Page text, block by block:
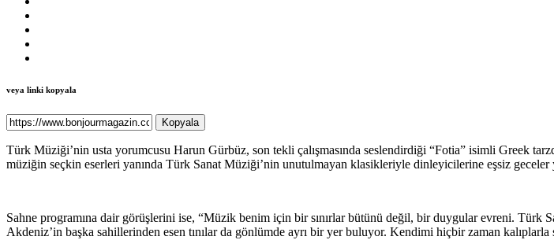
veya linki kopyala
Kopyala
Türk Müziği’nin usta yorumcusu Harun Gürbüz, son tekli çalışmasında seslendirdiği “Fotia” isimli Greek
müziğin seçkin eserleri yanında Türk Sanat Müziği’nin unutulmayan klasikleriyle dinleyicilerine eşsiz geceler
Sahne programına dair görüşlerini ise, “Müzik benim için bir sınırlar bütünü değil, bir duygular evreni.
Akdeniz’in başka sahillerinden esen tınılar da gönlümde ayrı bir yer buluyor. Kendimi hiçbir zaman kalıplarla